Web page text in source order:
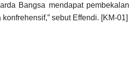
Bangsa mendapat pembekalan
sebut Effendi. [KM-01]